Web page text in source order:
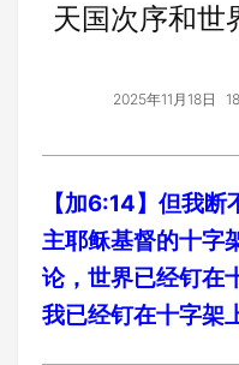
天国次序和世
2025年11月18日
【加6:14】但我
主耶稣基督的十字
论，世界已经钉在
我已经钉在十字架